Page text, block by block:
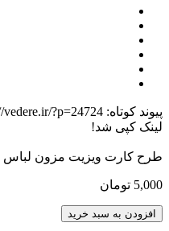
پیوند کوتاه: vedere.ir/?p=24724
لینک کپی شد!
طرح کارت ویزیت مزون لباس
5,000 تومان
طرح
افزودن به سبد خرید